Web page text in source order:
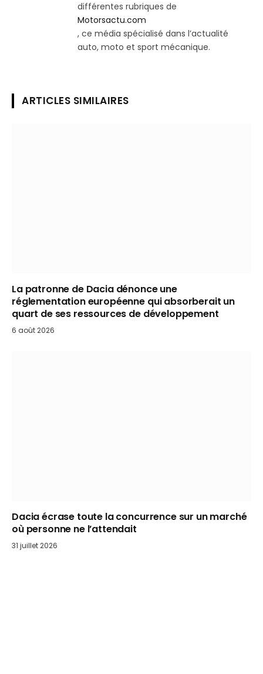
différentes rubriques de
Motorsactu.com
, ce média spécialisé dans l’actualité
auto, moto et sport mécanique.
ARTICLES SIMILAIRES
La patronne de Dacia dénonce une
réglementation européenne qui absorberait un
quart de ses ressources de développement
6 août 2026
Dacia écrase toute la concurrence sur un marché
où personne ne l’attendait
31 juillet 2026